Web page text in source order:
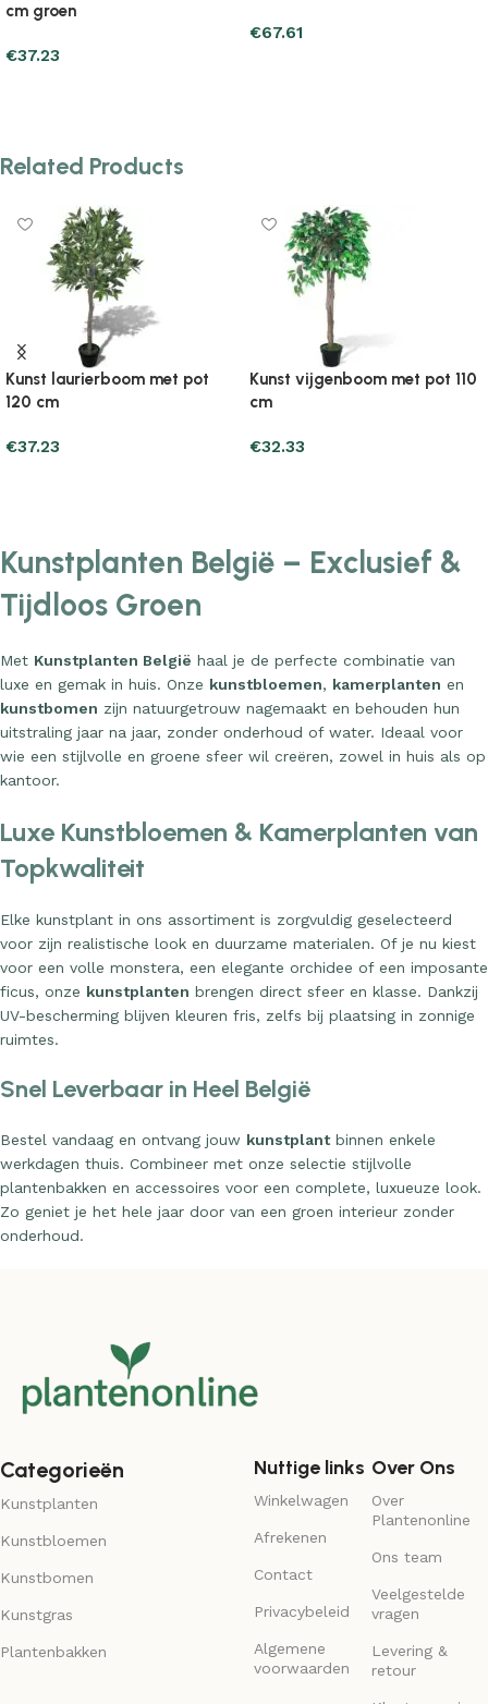
cm groen
€37.23
€67.61
Related Products
Kunst laurierboom met pot
120 cm
€37.23
Kunst vijgenboom met pot 110
cm
€32.33
Kunstplanten België – Exclusief &
Tijdloos Groen
Met Kunstplanten België haal je de perfecte combinatie van
luxe en gemak in huis. Onze kunstbloemen, kamerplanten en
kunstbomen zijn natuurgetrouw nagemaakt en behouden hun
uitstraling jaar na jaar, zonder onderhoud of water. Ideaal voor
wie een stijlvolle en groene sfeer wil creëren, zowel in huis als op
kantoor.
Luxe Kunstbloemen & Kamerplanten van
Topkwaliteit
Elke kunstplant in ons assortiment is zorgvuldig geselecteerd
voor zijn realistische look en duurzame materialen. Of je nu kiest
voor een volle monstera, een elegante orchidee of een imposante
ficus, onze kunstplanten brengen direct sfeer en klasse. Dankzij
UV-bescherming blijven kleuren fris, zelfs bij plaatsing in zonnige
ruimtes.
Snel Leverbaar in Heel België
Bestel vandaag en ontvang jouw kunstplantbinnen enkele
werkdagen thuis. Combineer met onze selectie stijlvolle
plantenbakken en accessoires voor een complete, luxueuze look.
Zo geniet je het hele jaar door van een groen interieur zonder
onderhoud.
Categorieën
Kunstplanten
Kunstbloemen
Kunstbomen
Kunstgras
Plantenbakken
Nuttige links
Winkelwagen
Afrekenen
Contact
Privacybeleid
Algemene
voorwaarden
Over Ons
Over
Plantenonline
Ons team
Veelgestelde
vragen
Levering &
retour